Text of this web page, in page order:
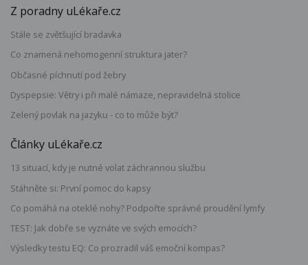
Z poradny uLékaře.cz
Stále se zvětšující bradavka
Co znamená nehomogenní struktura jater?
Občasné píchnutí pod žebry
Dyspepsie: Větry i při malé námaze, nepravidelná stolice
Zelený povlak na jazyku - co to může být?
Články uLékaře.cz
13 situací, kdy je nutné volat záchrannou službu
Stáhněte si: První pomoc do kapsy
Co pomáhá na oteklé nohy? Podpořte správné proudění lymfy
TEST: Jak dobře se vyznáte ve svých emocích?
Výsledky testu EQ: Co prozradil váš emoční kompas?